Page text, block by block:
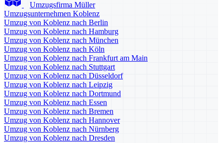
Umzugsfirma Müller
Umzugsunternehmen Koblenz
Umzug von Koblenz nach Berlin
Umzug von Koblenz nach Hamburg
Umzug von Koblenz nach München
Umzug von Koblenz nach Köln
Umzug von Koblenz nach Frankfurt am Main
Umzug von Koblenz nach Stuttgart
Umzug von Koblenz nach Düsseldorf
Umzug von Koblenz nach Leipzig
Umzug von Koblenz nach Dortmund
Umzug von Koblenz nach Essen
Umzug von Koblenz nach Bremen
Umzug von Koblenz nach Hannover
Umzug von Koblenz nach Nürnberg
Umzug von Koblenz nach Dresden